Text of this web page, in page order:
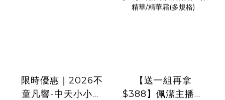
限時優惠｜2026不
童凡響-中天小小主
【送一組再拿
$388】佩潔主播推